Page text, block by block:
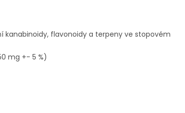
kanabinoidy, flavonoidy a terpeny ve stopovém
mg +- 5 %)